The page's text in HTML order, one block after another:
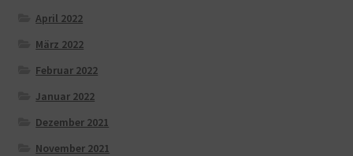
April 2022
März 2022
Februar 2022
Januar 2022
Dezember 2021
November 2021